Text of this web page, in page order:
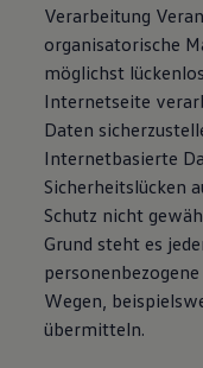
Verarbeitung
organisatorische
möglichst
Internetseite
Daten
Internetbasierte
Sicherheitslücken
Schutz nicht
Grund steht es
Wegen,
übermitteln.